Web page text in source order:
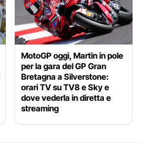
MotoGP oggi, Martin in pole
per la gara del GP Gran
Bretagna a Silverstone:
orari TV su TV8 e Sky e
dove vederla in diretta e
streaming